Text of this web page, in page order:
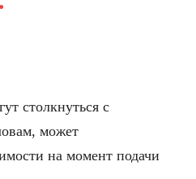
столкнуться с
может
на момент подачи